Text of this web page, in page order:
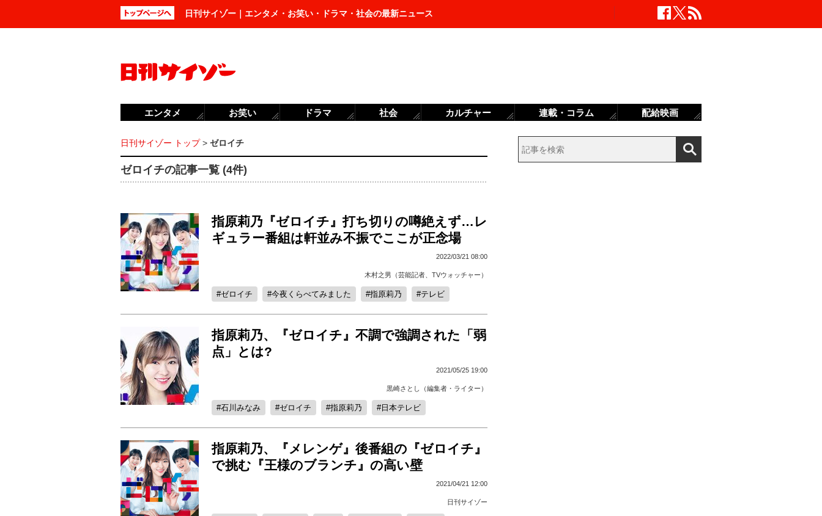
日刊サイゾー｜エンタメ・お笑い・ドラマ・社会の最新ニュース
日刊サイゾー トップ> ゼロイチ
ゼロイチの記事一覧 (4件)
指原莉乃『ゼロイチ』打ち切りの噂絶えず…レ
ギュラー番組は軒並み不振でここが正念場
2022/03/21 08:00
木村之男（芸能記者、TVウォッチャー）
ゼロイチ 今夜くらべてみました 指原莉乃 テレビ
指原莉乃、『ゼロイチ』不調で強調された「弱
点」とは?
2021/05/25 19:00
黒崎さとし（編集者・ライター）
石川みなみ ゼロイチ 指原莉乃 日本テレビ
指原莉乃、『メレンゲ』後番組の『ゼロイチ』
で挑む『王様のブランチ』の高い壁
2021/04/21 12:00
日刊サイゾー
エンタメ お笑い ドラマ 社会 カルチャー 連載・コラム 配給映画